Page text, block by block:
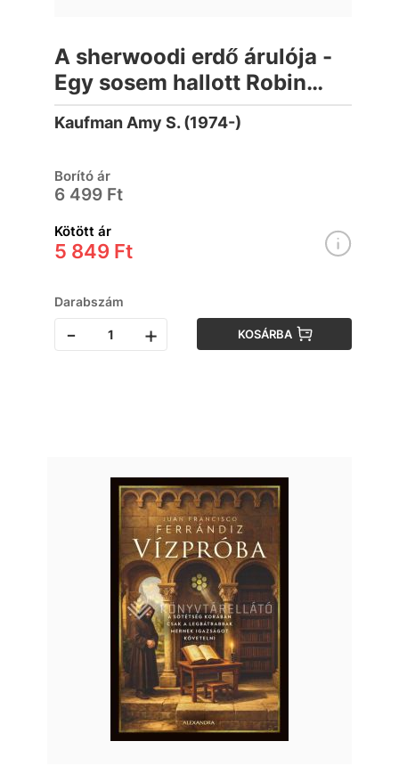
A sherwoodi erdő árulója -
Egy sosem hallott Robin
Hood-történet (éldekorált)
Kaufman Amy S. (1974-)
Borító ár
6 499 Ft
Kötött ár
5 849 Ft
Darabszám
- + KOSÁRBA